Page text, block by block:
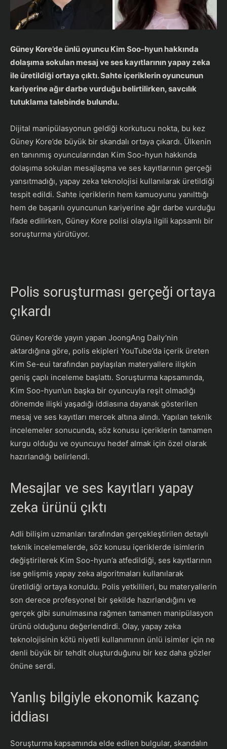
Güney Kore’de ünlü oyuncu Kim Soo-hyun hakkında
dolaşıma sokulan mesaj ve ses kayıtlarının yapay zeka
ile üretildiği ortaya çıktı. Sahte içeriklerin oyuncunun
kariyerine ağır darbe vurduğu belirtilirken, savcılık
tutuklama talebinde bulundu.
Dijital manipülasyonun geldiği korkutucu nokta, bu kez
Güney Kore’de büyük bir skandalı ortaya çıkardı. Ülkenin
en tanınmış oyuncularından Kim Soo-hyun hakkında
dolaşıma sokulan mesajlaşma ve ses kayıtlarının gerçeği
yansıtmadığı, yapay zeka teknolojisi kullanılarak üretildiği
tespit edildi. Sahte içeriklerin hem kamuoyunu yanılttığı
hem de başarılı oyuncunun kariyerine ağır darbe vurduğu
ifade edilirken, Güney Kore polisi olayla ilgili kapsamlı bir
soruşturma yürütüyor.
Polis soruşturması gerçeği ortaya
çıkardı
Güney Kore’de yayın yapan JoongAng Daily’nin
aktardığına göre, polis ekipleri YouTube’da içerik üreten
Kim Se-eui tarafından paylaşılan materyallere ilişkin
geniş çaplı inceleme başlattı. Soruşturma kapsamında,
Kim Soo-hyun’un başka bir oyuncuyla reşit olmadığı
dönemde ilişki yaşadığı iddiasına dayanak gösterilen
mesaj ve ses kayıtları mercek altına alındı. Yapılan teknik
incelemeler sonucunda, söz konusu içeriklerin tamamen
kurgu olduğu ve oyuncuyu hedef almak için özel olarak
hazırlandığı belirlendi.
Mesajlar ve ses kayıtları yapay
zeka ürünü çıktı
Adli bilişim uzmanları tarafından gerçekleştirilen detaylı
teknik incelemelerde, söz konusu içeriklerde isimlerin
değiştirilerek Kim Soo-hyun’a atfedildiği, ses kayıtlarının
ise gelişmiş yapay zeka algoritmaları kullanılarak
üretildiği ortaya konuldu. Polis yetkilileri, bu materyallerin
son derece profesyonel bir şekilde hazırlandığını ve
gerçek gibi sunulmasına rağmen tamamen manipülasyon
ürünü olduğunu değerlendirdi. Olay, yapay zeka
teknolojisinin kötü niyetli kullanımının ünlü isimler için ne
denli büyük bir tehdit oluşturduğunu bir kez daha gözler
önüne serdi.
Yanlış bilgiyle ekonomik kazanç
iddiası
Soruşturma kapsamında elde edilen bulgular, skandalın